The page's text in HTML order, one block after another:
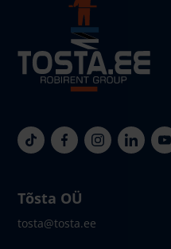
Tõsta OÜ
tosta@tosta.ee